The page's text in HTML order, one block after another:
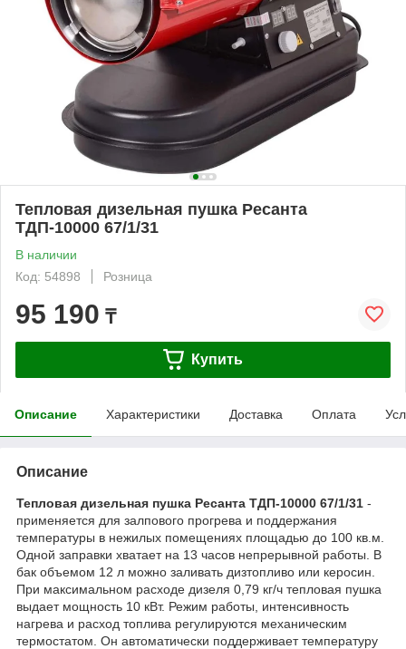
Тепловая дизельная пушка Ресанта
ТДП-10000 67/1/31
В наличии
Код: 54898
Розница
95 190 ₸
Купить
Описание Характеристики Доставка Оплата
Описание
Тепловая дизельная пушка Ресанта ТДП-10000 67/1/31 -
применяется для залпового прогрева и поддержания
температуры в нежилых помещениях площадью до 100 кв.м.
Одной заправки хватает на 13 часов непрерывной работы. В
бак объемом 12 л можно заливать дизтопливо или керосин.
При максимальном расходе дизеля 0,79 кг/ч тепловая пушка
выдает мощность 10 кВт. Режим работы, интенсивность
нагрева и расход топлива регулируются механическим
термостатом. Он автоматически поддерживает температуру